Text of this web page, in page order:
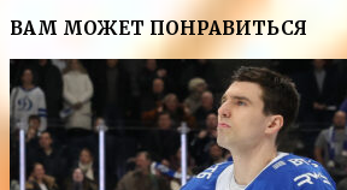
ВАМ МОЖЕТ ПОНРАВИТЬСЯ